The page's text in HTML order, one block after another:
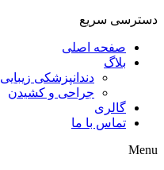
دسترسی سریع
صفحه اصلی
بلاگ
دندانپزشکی زیبایی
جراحی و کشیدن
گالری
تماس با ما
Menu